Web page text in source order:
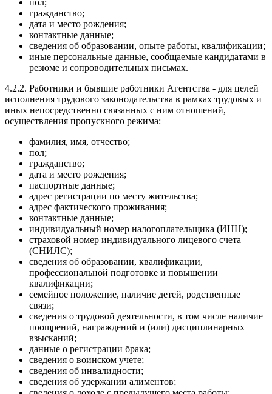
пол;
гражданство;
дата и место рождения;
контактные данные;
сведения об образовании, опыте работы, квалификации;
иные персональные данные, сообщаемые кандидатами в
резюме и сопроводительных письмах.
4.2.2. Работники и бывшие работники Агентства - для целей
исполнения трудового законодательства в рамках трудовых и
иных непосредственно связанных с ним отношений,
осуществления пропускного режима:
фамилия, имя, отчество;
пол;
гражданство;
дата и место рождения;
паспортные данные;
адрес регистрации по месту жительства;
адрес фактического проживания;
контактные данные;
индивидуальный номер налогоплательщика (ИНН);
страховой номер индивидуального лицевого счета
(СНИЛС);
сведения об образовании, квалификации,
профессиональной подготовке и повышении
квалификации;
семейное положение, наличие детей, родственные
связи;
сведения о трудовой деятельности, в том числе наличие
поощрений, награждений и (или) дисциплинарных
взысканий;
данные о регистрации брака;
сведения о воинском учете;
сведения об инвалидности;
сведения об удержании алиментов;